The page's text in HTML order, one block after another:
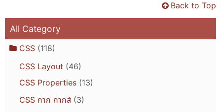
Back to Top
All Category
CSS(118)
CSS Layout (46)
CSS Properties(13)
CSS กาก กากส์(3)